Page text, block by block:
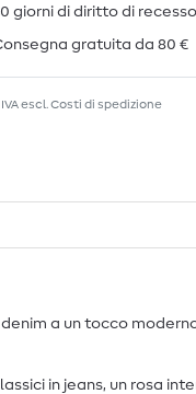
giorni di diritto di recesso
gratuita da 80 €
escl.Costi di spedizione
a un tocco
in jeans, un rosa